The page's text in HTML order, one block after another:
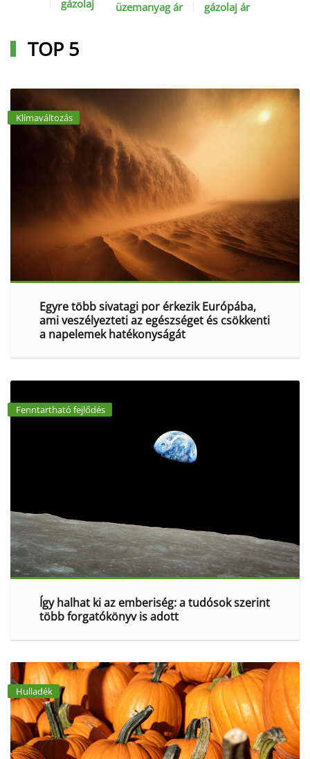
gázolaj
üzemanyag ár gázolaj ár
TOP 5
Klímaváltozás
Egyre több sivatagi por érkezik Európába,
ami veszélyezteti az egészséget és csökkenti
a napelemek hatékonyságát
Fenntartható fejlődés
Így halhat ki az emberiség: a tudósok szerint
több forgatókönyv is adott
Hulladék